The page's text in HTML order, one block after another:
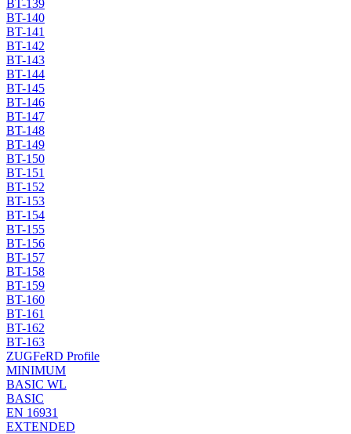
BT-139
BT-140
BT-141
BT-142
BT-143
BT-144
BT-145
BT-146
BT-147
BT-148
BT-149
BT-150
BT-151
BT-152
BT-153
BT-154
BT-155
BT-156
BT-157
BT-158
BT-159
BT-160
BT-161
BT-162
BT-163
ZUGFeRD Profile
MINIMUM
BASIC WL
BASIC
EN 16931
EXTENDED